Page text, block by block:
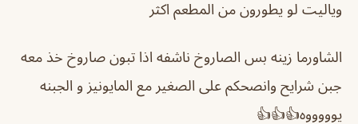
وياليت لو يطورون من المطعم اكثر
الشاورما زينه بس الصاروخ ناشفه اذا تبون صاروخ خذ معه
جبن شرايح وانصحكم على الصغير مع المايونيز و الجبنه
يوووووه👍👍👍